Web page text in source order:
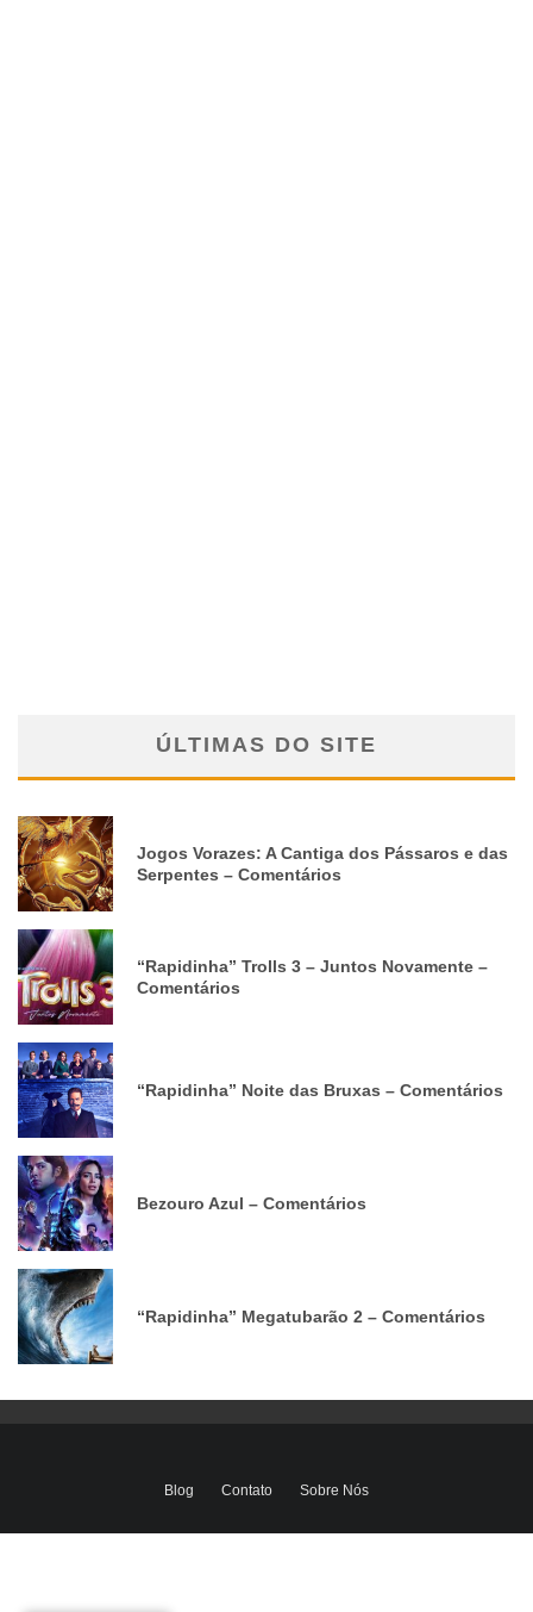
ÚLTIMAS DO SITE
Jogos Vorazes: A Cantiga dos Pássaros e das
Serpentes – Comentários
“Rapidinha” Trolls 3 – Juntos Novamente –
Comentários
“Rapidinha” Noite das Bruxas – Comentários
Bezouro Azul – Comentários
“Rapidinha” Megatubarão 2 – Comentários
Blog Contato Sobre Nós